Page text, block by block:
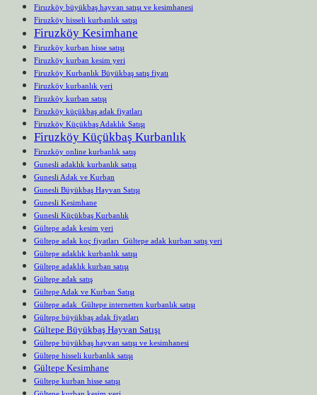
Firuzköy büyükbaş hayvan satışı ve kesimhanesi
Firuzköy hisseli kurbanlık satışı
Firuzköy Kesimhane
Firuzköy kurban hisse satışı
Firuzköy kurban kesim yeri
Firuzköy Kurbanlık Büyükbaş satış fiyatı
Firuzköy kurbanlık yeri
Firuzköy kurban satışı
Firuzköy küçükbaş adak fiyatları
Firuzköy Küçükbaş Adaklık Satışı
Firuzköy Küçükbaş Kurbanlık
Firuzköy online kurbanlık satış
Gunesli adaklık kurbanlık satışı
Gunesli Adak ve Kurban
Gunesli Büyükbaş Hayvan Satışı
Gunesli Kesimhane
Gunesli Küçükbaş Kurbanlık
Gültepe adak kesim yeri
Gültepe adak koç fiyatları Gültepe adak kurban satış yeri
Gültepe adaklık kurbanlık satışı
Gültepe adaklık kurban satışı
Gültepe adak satış
Gültepe Adak ve Kurban Satışı
Gültepe adak Gültepe internetten kurbanlık satışı
Gültepe büyükbaş adak fiyatları
Gültepe Büyükbaş Hayvan Satışı
Gültepe büyükbaş hayvan satışı ve kesimhanesi
Gültepe hisseli kurbanlık satışı
Gültepe Kesimhane
Gültepe kurban hisse satışı